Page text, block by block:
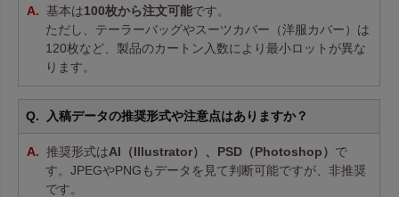
基本は100枚から注文可能です。
ただし、テーラーバッグやスーツカバー（洋服カバー）は
120枚など、製品のカートン入数により最小ロットが異な
ります。
入稿データの推奨形式や注意点はありますか？
推奨形式はAI（Illustrator）、PSD（Photoshop） で
す。JPEGやPNGもデータを見て判断可能ですが、非推奨
です。